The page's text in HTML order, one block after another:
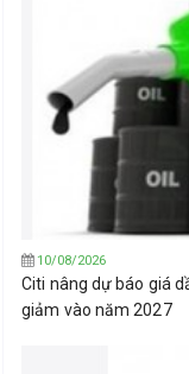
10/08/2026
Citi nâng dự báo giá
giảm vào năm 2027